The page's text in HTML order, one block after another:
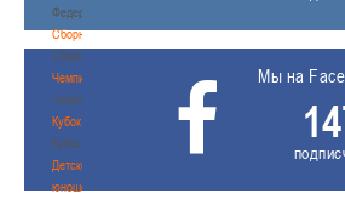
Федерация
Сборные
Сборные
Чемпионат
Чемпионат
Кубок
Кубок
Детско-
юношеские
Мы на